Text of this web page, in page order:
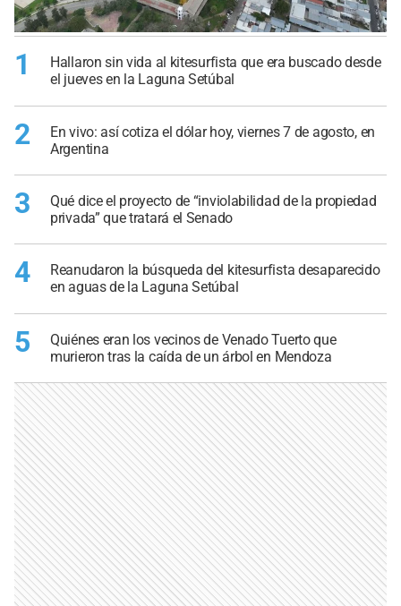
1
Hallaron sin vida al kitesurfista que era buscado desde
el jueves en la Laguna Setúbal
2
En vivo: así cotiza el dólar hoy, viernes 7 de agosto, en
Argentina
3
Qué dice el proyecto de “inviolabilidad de la propiedad
privada” que tratará el Senado
4
Reanudaron la búsqueda del kitesurfista desaparecido
en aguas de la Laguna Setúbal
5
Quiénes eran los vecinos de Venado Tuerto que
murieron tras la caída de un árbol en Mendoza